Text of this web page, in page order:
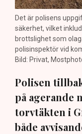
Det är polisens
säkerhet, vilket
brottslighet som
polisinspektör vid
Bild: Privat,
Polisen
på agerande
torvtäkten i
både